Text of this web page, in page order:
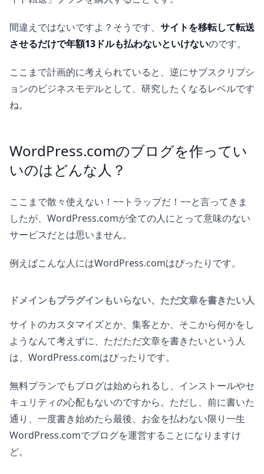
間違えではないですよ？そうです、 サイトを移転して転送
させるだけで年額13ドルも払わないといけないのです。
ここまで計画的に考えられていると、逆にサブスクリプシ
ョンのビジネスモデルとして、研究したくなるレベルです
ね。
WordPress.comのブログを作ってい
いのはどんな人？
ここまで散々使えない！~~トラップだ！~~と言ってきま
したが、WordPress.comが全ての人にとって意味のない
サービスだとは思いません。
例えばこんな人にはWordPress.comはぴったりです。
ドメインもプラグインもいらない、ただ文章を書きたい人
サイトのカスタマイズとか、集客とか、そこから何かをし
ようなんて考えずに、ただただ文章を書きたいという人
は、WordPress.comはぴったりです。
無料プランでもブログは始められるし、インストールやセ
キュリティの心配もないのですから。ただし、前に書いた
通り、一度書き始めたら最後、お金を払わない限り一生
WordPress.comでブログを運営することになりますけ
ど。